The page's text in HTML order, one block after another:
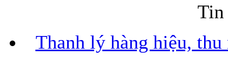
Tin
Thanh lý hàng hiệu,